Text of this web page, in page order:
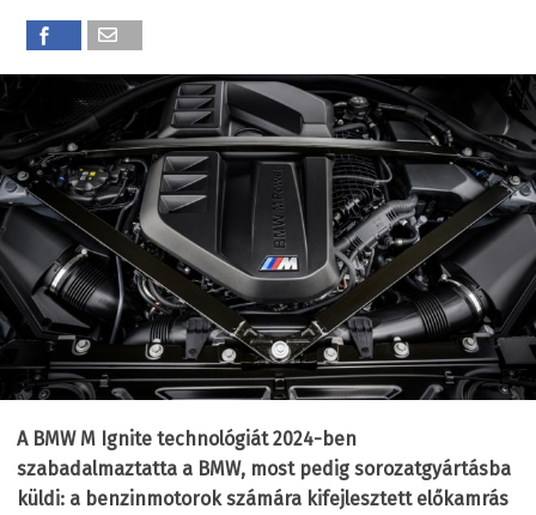
A BMW M Ignite technológiát 2024-ben
szabadalmaztatta a BMW, most pedig sorozatgyártásba
küldi: a benzinmotorok számára kifejlesztett előkamrás